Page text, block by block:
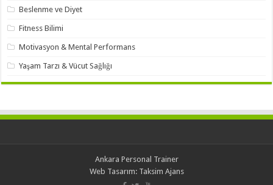
Beslenme ve Diyet
Fitness Bilimi
Motivasyon & Mental Performans
Yaşam Tarzı & Vücut Sağlığı
Ankara Personal Trainer
Web Tasarım: Taksim Ajans